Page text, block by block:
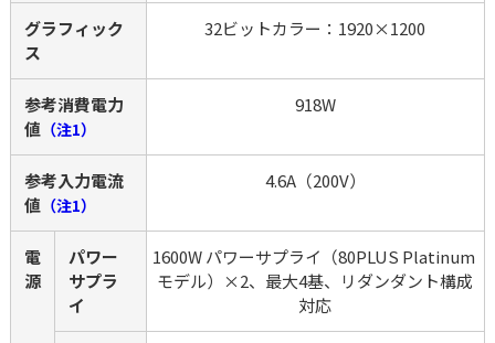
グラフィック
ス
32ビットカラー：1920×1200
参考消費電力
値 （注1）
918W
参考入力電流
値 （注1）
4.6A（200V）
電
源
パワー
サプラ
イ
1600W パワーサプライ（80PLUS Platinum
モデル）×2、最大4基、リダンダント構成
対応